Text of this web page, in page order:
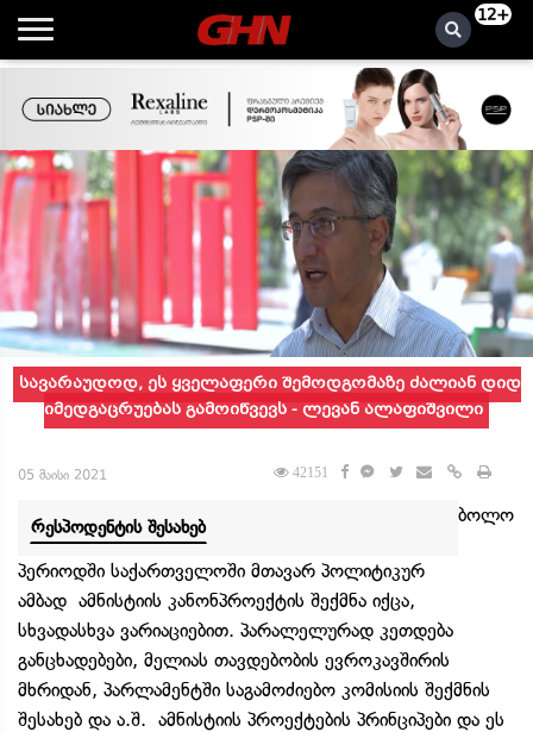
12+
სავარაუდოდ, ეს ყველაფერი შემოდგომაზე ძალიან დიდ
იმედგაცრუებას გამოიწვევს - ლევან ალაფიშვილი
05 მაისი 2021 42151
რესპოდენტის შესახებ
ბოლო
პერიოდში საქართველოში მთავარ პოლიტიკურ
ამბად ამნისტიის კანონპროექტის შექმნა იქცა,
სხვადასხვა ვარიაციებით. პარალელურად კეთდება
განცხადებები, მელიას თავდებობის ევროკავშირის
მხრიდან, პარლამენტში საგამოძიებო კომისიის შექმნის
შესახებ და ა.შ. ამნისტიის პროექტების პრინციპები და ეს